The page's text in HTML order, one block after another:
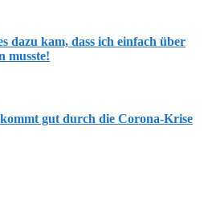
dazu kam, dass ich einfach über
musste!
gut durch die Corona-Krise